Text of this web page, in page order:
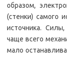
образом,
(стенки) самого
источника.
чаще всего
мало